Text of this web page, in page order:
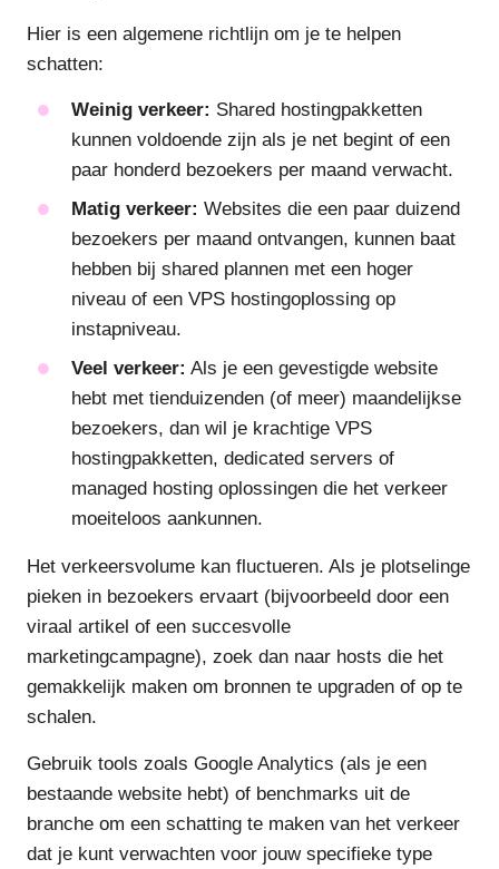
Hier is een algemene richtlijn om je te helpen
schatten:
Weinig verkeer: Shared hostingpakketten
kunnen voldoende zijn als je net begint of een
paar honderd bezoekers per maand verwacht.
Matig verkeer: Websites die een paar duizend
bezoekers per maand ontvangen, kunnen baat
hebben bij shared plannen met een hoger
niveau of een VPS hostingoplossing op
instapniveau.
Veel verkeer: Als je een gevestigde website
hebt met tienduizenden (of meer) maandelijkse
bezoekers, dan wil je krachtige VPS
hostingpakketten, dedicated servers of
managed hosting oplossingen die het verkeer
moeiteloos aankunnen.
Het verkeersvolume kan fluctueren. Als je plotselinge
pieken in bezoekers ervaart (bijvoorbeeld door een
viraal artikel of een succesvolle
marketingcampagne), zoek dan naar hosts die het
gemakkelijk maken om bronnen te upgraden of op te
schalen.
Gebruik tools zoals Google Analytics (als je een
bestaande website hebt) of benchmarks uit de
branche om een schatting te maken van het verkeer
dat je kunt verwachten voor jouw specifieke type